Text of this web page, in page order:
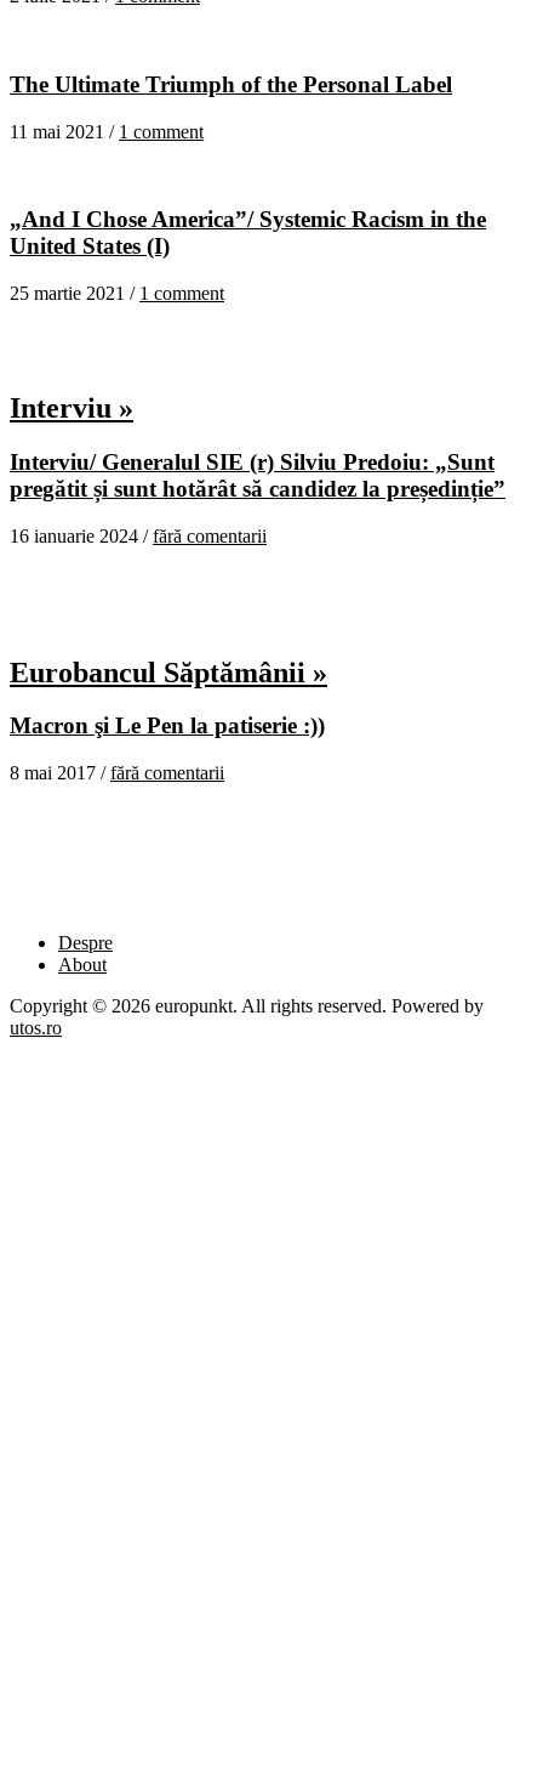
The Ultimate Triumph of the Personal Label
11 mai 2021 / 1 comment
„And I Chose America”/ Systemic Racism in the
United States (I)
25 martie 2021 / 1 comment
Interviu »
Interviu/ Generalul SIE (r) Silviu Predoiu: „Sunt
pregătit și sunt hotărât să candidez la președinție”
16 ianuarie 2024 /fără comentarii
Eurobancul Săptămânii »
Macron şi Le Pen la patiserie :))
8 mai 2017 /fără comentarii
Despre
About
Copyright © 2026 europunkt. All rights reserved. Powered by
utos.ro